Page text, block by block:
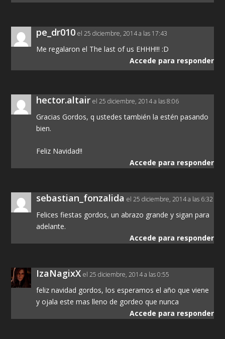
pe_dr010 el 25 diciembre, 2014 a las 17:43
Me regalaron el The last of us EHHH!!! :D
Accede para responder
hector.altair el 25 diciembre, 2014 a las 8:06
Gracias Gordos, q ustedes también la estén pasando
bien.
Feliz Navidad!!
Accede para responder
sebastian_fonzalida el 25 diciembre, 2014 a las 6:32
Felices fiestas gordos, un abrazo grande y sigan para
adelante.
Accede para responder
IzaNagixX el 25 diciembre, 2014 a las 0:55
feliz navidad gordos, los esperamos el año que viene
y ojala este mas lleno de gordeo que nunca
Accede para responder